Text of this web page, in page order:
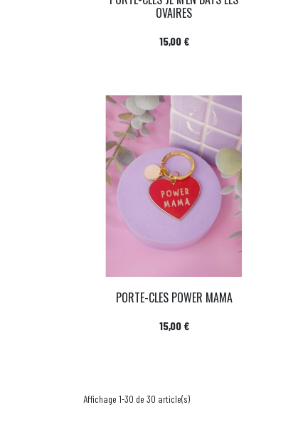
OVAIRES
Prix
15,00 €
PORTE-CLES POWER MAMA
Prix
15,00 €
Affichage 1-30 de 30 article(s)